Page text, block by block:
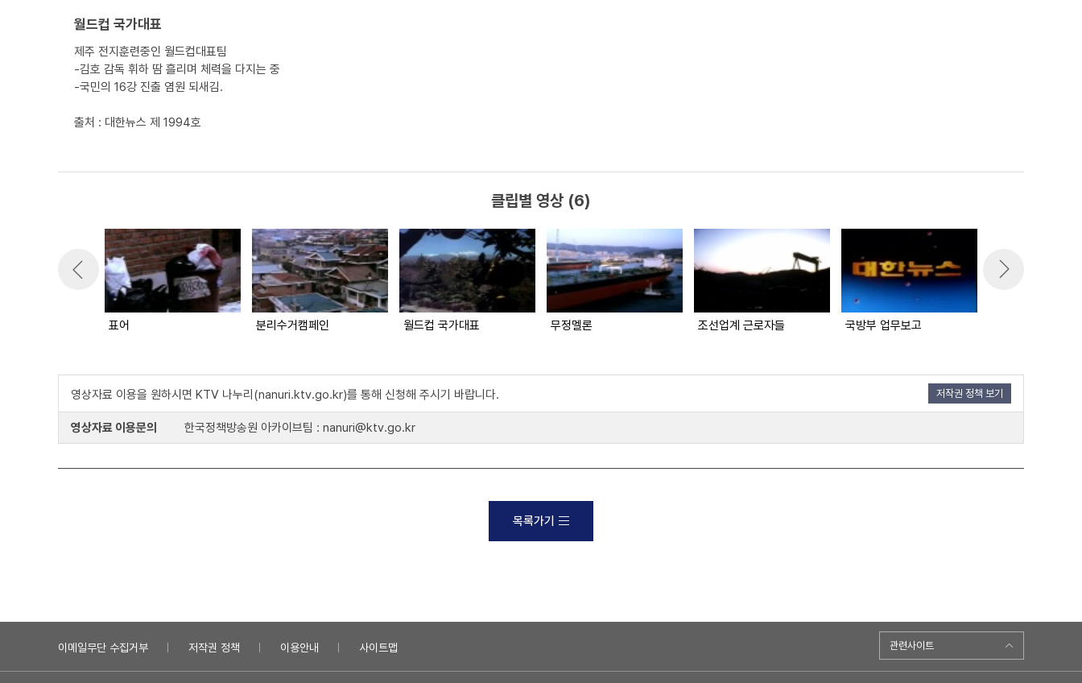
월드컵 국가대표
제주 전지훈련중인 월드컵대표팀
-김호 감독 휘하 땀 흘리며 체력을 다지는 중
-국민의 16강 진출 염원 되새김.
출처 : 대한뉴스 제 1994호
클립별 영상 (6)
표어 분리수거캠페인 월드컵 국가대표 무정멜론 조선업계 근로자들 국방부 업무보고
영상자료 이용을 원하시면 KTV 나누리(nanuri.ktv.go.kr)를 통해 신청해 주시기 바랍니다. 저작권 정책 보기
영상자료 이용문의 한국정책방송원 아카이브팀 : nanuri@ktv.go.kr
목록가기
이메일무단 수집거부 저작권 정책 이용안내 사이트맵 관련사이트